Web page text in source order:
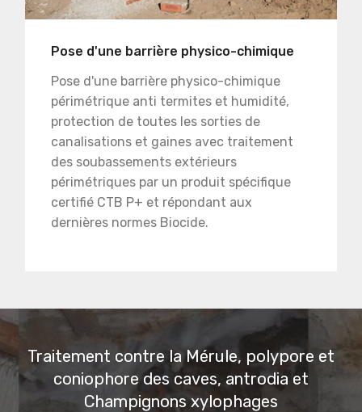
Pose d'une barrière physico-chimique
Pose d'une barrière physico-chimique
périmétrique anti termites et humidité,
protection de toutes les sorties de
canalisations et gaines avec traitement
des soubassements extérieurs
périmétriques par un produit spécifique
certifié CTB P+ et répondant aux
dernières normes Biocide.
Traitement contre la Mérule, polypore et
coniophore des caves, antrodia et
Champignons xylophages